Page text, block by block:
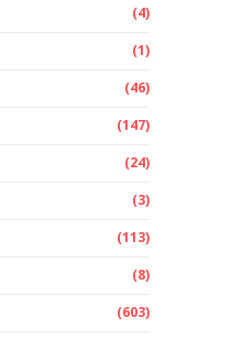
(4)
(1)
(46)
(147)
(24)
(3)
(113)
(8)
(603)